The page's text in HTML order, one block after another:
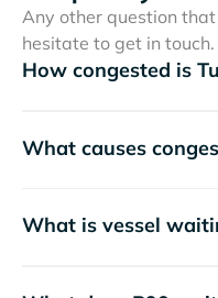
Any other question
hesitate to get in touch.
How congested is
What causes
What is vessel